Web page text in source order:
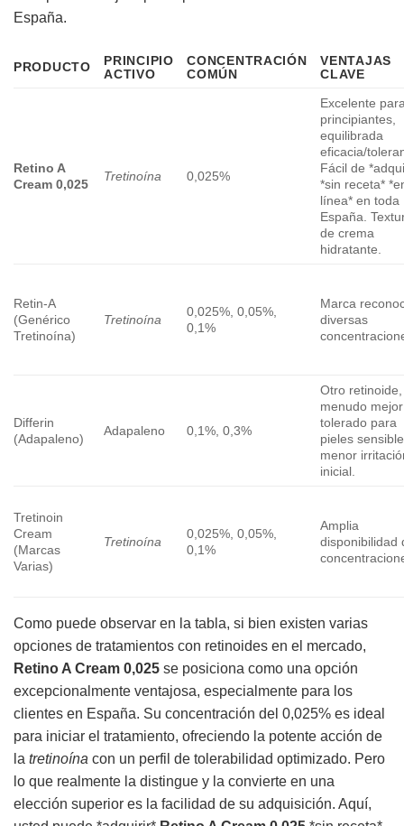
España.
PRODUCTO
PRINCIPIO
ACTIVO
CONCENTRACIÓN
COMÚN
VENTAJAS
CLAVE
Retino A
Cream 0,025
Tretinoína 0,025%
Excelente
principiantes,
equilibrada
eficacia/
Fácil de
*sin receta*
línea* en toda
España.
de crema
hidratante.
Retin-A
(Genérico
Tretinoína)
Tretinoína
0,025%, 0,05%,
0,1%
Marca
diversas
Differin
(Adapaleno)
Adapaleno 0,1%, 0,3%
Otro
menudo mejor
tolerado para
pieles
menor
inicial.
Tretinoin
Cream
(Marcas
Varias)
Tretinoína
0,025%, 0,05%,
0,1%
Amplia
disponibilidad
Como puede observar en la tabla, si bien existen varias
opciones de tratamientos con retinoides en el mercado,
Retino A Cream 0,025 se posiciona como una opción
excepcionalmente ventajosa, especialmente para los
clientes en España. Su concentración del 0,025% es ideal
para iniciar el tratamiento, ofreciendo la potente acción de
la tretinoína con un perfil de tolerabilidad optimizado. Pero
lo que realmente la distingue y la convierte en una
elección superior es la facilidad de su adquisición. Aquí,